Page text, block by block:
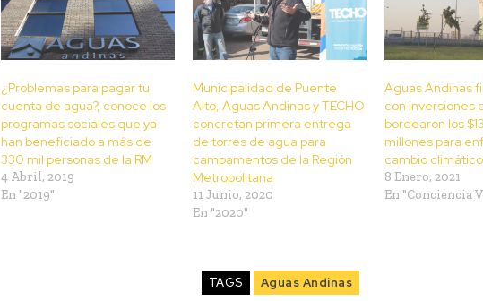
¿Problemas para pagar tu
cuenta de agua?, conoce los
programas sociales que ya
han beneficiado a más de
330 mil personas de la RM
4 Abril, 2019
En "2019"
Municipalidad de Puente
Alto, Aguas Andinas y TECHO
concretan primera entrega
de torres de agua para
campamentos de la Región
Metropolitana
11 Junio, 2020
En "2020"
Aguas Andinas
con inversiones
bordearon los
millones para
cambio climático
8 Enero, 2021
En "Conciencia
TAGS Aguas Andinas